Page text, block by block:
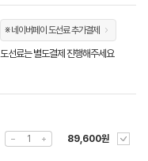
※ 네이버페이 도선료 추가결제
선료는 별도결제 진행해주세요
89,600원